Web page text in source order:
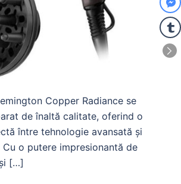
Copper Radiance se
de înaltă calitate, oferind o
între tehnologie avansată și
o putere impresionantă de
[…]